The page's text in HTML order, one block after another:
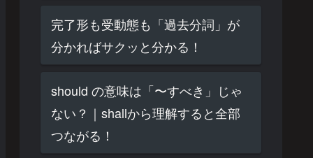
完了形も受動態も「過去分詞」が
分かればサクッと分かる！
should の意味は「〜すべき」じゃ
ない？｜shallから理解すると全部
つながる！